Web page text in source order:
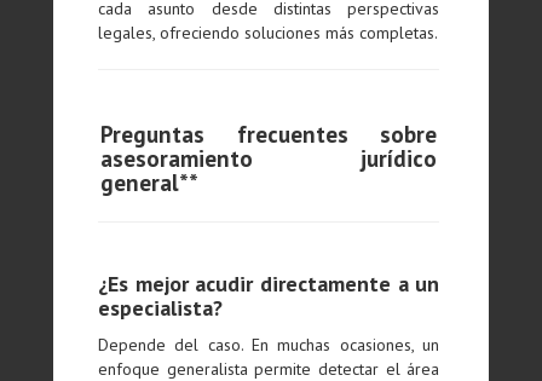
cada asunto desde distintas perspectivas
legales, ofreciendo soluciones más completas.
Preguntas frecuentes sobre
asesoramiento jurídico
general**
¿Es mejor acudir directamente a un
especialista?
Depende del caso. En muchas ocasiones, un
enfoque generalista permite detectar el área